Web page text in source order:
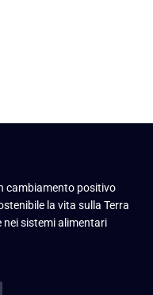
cambiamento positivo
la vita sulla Terra
nei sistemi alimentari